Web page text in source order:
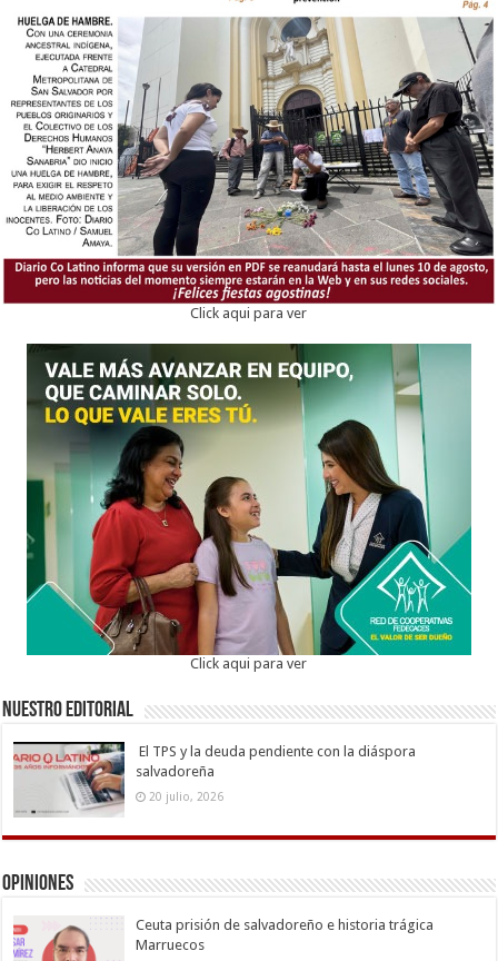
Click aqui para ver
Click aqui para ver
Nuestro Editorial
El TPS y la deuda pendiente con la diáspora
salvadoreña
20 julio, 2026
Opiniones
Ceuta prisión de salvadoreño e historia trágica
Marruecos